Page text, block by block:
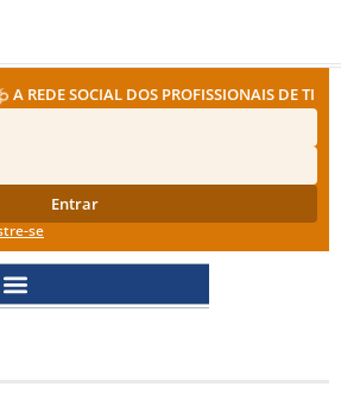
A REDE SOCIAL DOS PROFISSIONAIS DE TI
Entrar
se